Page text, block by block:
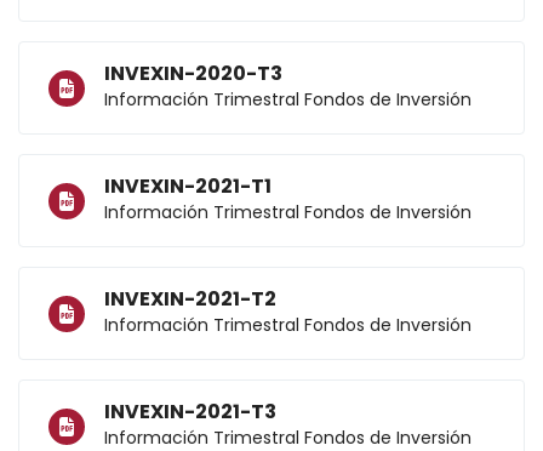
INVEXIN-2020-T3
Información Trimestral Fondos de Inversión
INVEXIN-2021-T1
Información Trimestral Fondos de Inversión
INVEXIN-2021-T2
Información Trimestral Fondos de Inversión
INVEXIN-2021-T3
Información Trimestral Fondos de Inversión